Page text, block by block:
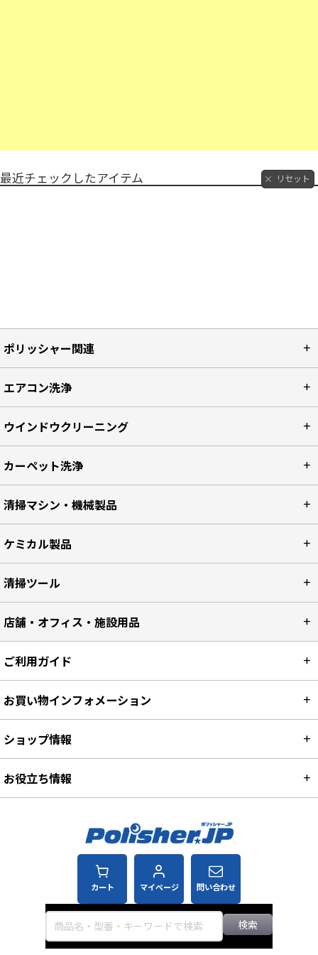
最近チェックしたアイテム リセット
ポリッシャー関連
エアコン洗浄
ウインドウクリーニング
カーペット洗浄
清掃マシン・機械製品
ケミカル製品
清掃ツール
店舗・オフィス・施設用品
カート マイページ 問い合わせ
検索
ご利用ガイド
お買い物インフォメーション
ショップ情報
お役立ち情報